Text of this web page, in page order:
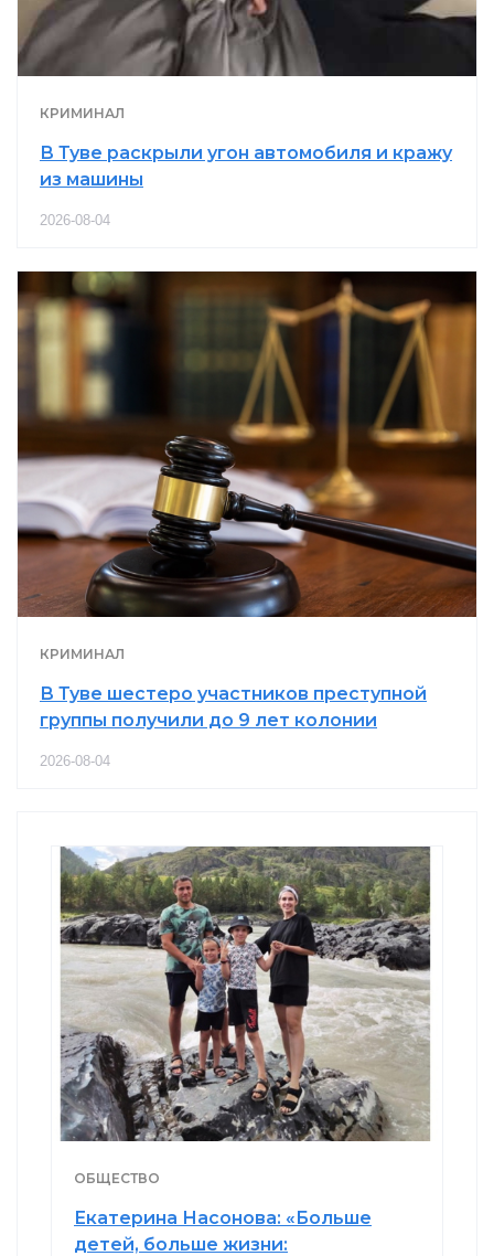
КРИМИНАЛ
В Туве раскрыли угон автомобиля и кражу
из машины
2026-08-04
КРИМИНАЛ
В Туве шестеро участников преступной
группы получили до 9 лет колонии
2026-08-04
ОБЩЕСТВО
Екатерина Насонова: «Больше
детей, больше жизни: